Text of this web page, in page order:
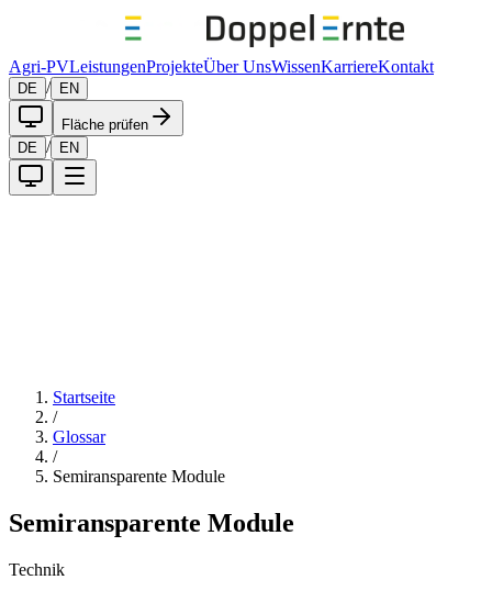
Agri-PVLeistungenProjekteÜber UnsWissenKarriereKontakt
DE / EN
Fläche prüfen
DE / EN
Startseite
/
Glossar
/
Semiransparente Module
Semiransparente Module
Technik